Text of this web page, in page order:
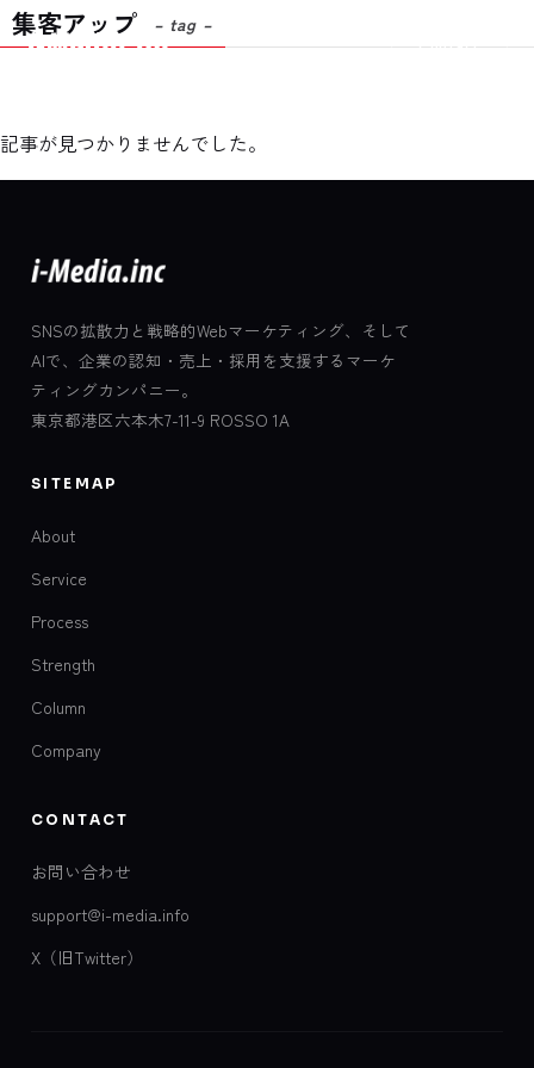
Contact
集客アップ – tag –
記事が見つかりませんでした。
SNSの拡散力と戦略的Webマーケティング、そして
AIで、企業の認知・売上・採用を支援するマーケ
ティングカンパニー。
東京都港区六本木7-11-9 ROSSO 1A
SITEMAP
About
Service
Process
Strength
Column
Company
CONTACT
お問い合わせ
support@i-media.info
X（旧Twitter）